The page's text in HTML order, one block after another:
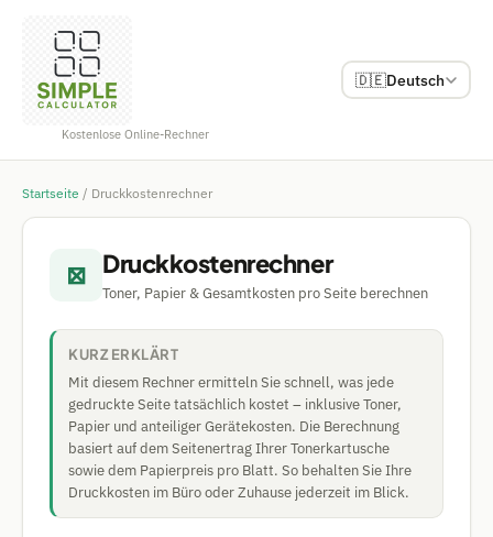
Kostenlose Online-Rechner
🇩🇪Deutsch
Startseite / Druckkostenrechner
⊠ Druckkostenrechner
Toner, Papier & Gesamtkosten pro Seite berechnen
KURZ ERKLÄRT
Mit diesem Rechner ermitteln Sie schnell, was jede
gedruckte Seite tatsächlich kostet – inklusive Toner,
Papier und anteiliger Gerätekosten. Die Berechnung
basiert auf dem Seitenertrag Ihrer Tonerkartusche
sowie dem Papierpreis pro Blatt. So behalten Sie Ihre
Druckkosten im Büro oder Zuhause jederzeit im Blick.